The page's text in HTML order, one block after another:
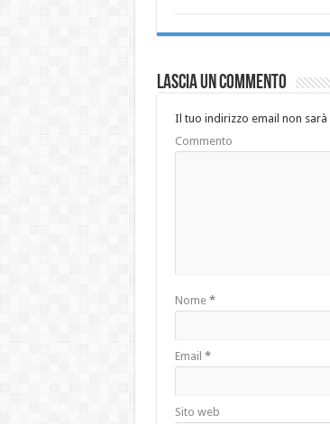
Lascia un commento
Il tuo indirizzo email non
Commento
Nome *
Email *
Sito web